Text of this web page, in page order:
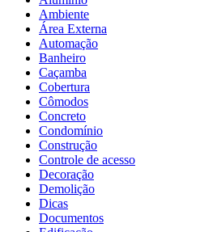
Ambiente
Área Externa
Automação
Banheiro
Caçamba
Cobertura
Cômodos
Concreto
Condomínio
Construção
Controle de acesso
Decoração
Demolição
Dicas
Documentos